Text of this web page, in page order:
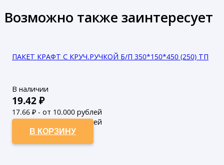
Возможно также заинтересует
ПАКЕТ КРАФТ С КРУЧ.РУЧКОЙ Б/П 350*150*450 (250) ТП
В наличии
19.42₽
17.66 ₽ - от 10.000 рублей
16.05₽ - от 50.000 рублей
В КОРЗИНУ